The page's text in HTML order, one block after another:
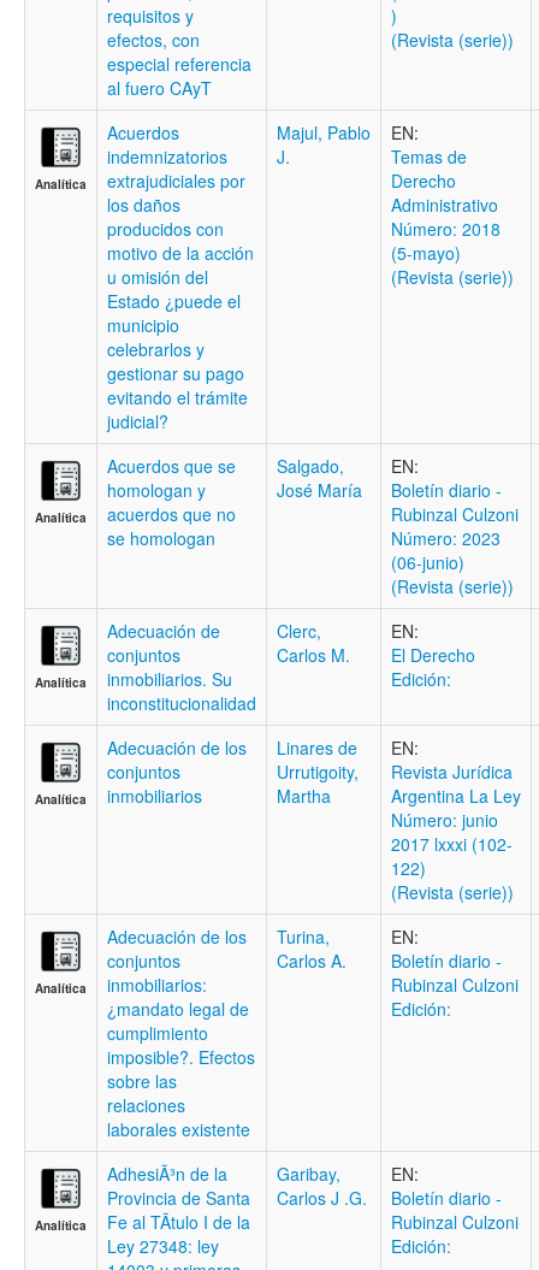
requisitos y
efectos, con
especial referencia
al fuero CAyT
)
(Revista (serie))
Analítica
Acuerdos
indemnizatorios
extrajudiciales por
los daños
producidos con
motivo de la acción
u omisión del
Estado ¿puede el
municipio
celebrarlos y
gestionar su pago
evitando el trámite
judicial?
Majul, Pablo
J.
EN:
Temas de
Derecho
Administrativo
Número: 2018
(5-mayo)
(Revista (serie))
Analítica
Acuerdos que se
homologan y
acuerdos que no
se homologan
Salgado,
José María
EN:
Boletí­n diario -
Rubinzal Culzoni
Número: 2023
(06-junio)
(Revista (serie))
Analítica
Adecuación de
conjuntos
inmobiliarios. Su
inconstitucionalidad
Clerc,
Carlos M.
EN:
El Derecho
Edición:
Analítica
Adecuación de los
conjuntos
inmobiliarios
Linares de
Urrutigoity,
Martha
EN:
Revista Jurídica
Argentina La Ley
Número: junio
2017 lxxxi (102-
122)
(Revista (serie))
Analítica
Adecuación de los
conjuntos
inmobiliarios:
¿mandato legal de
cumplimiento
imposible?. Efectos
sobre las
relaciones
laborales existente
Turina,
Carlos A.
EN:
Boletí­n diario -
Rubinzal Culzoni
Edición:
Analítica
AdhesiÃ³n de la
Provincia de Santa
Fe al TÃ­tulo I de la
Ley 27348: ley
Garibay,
Carlos J .G.
EN:
Boletí­n diario -
Rubinzal Culzoni
Edición: